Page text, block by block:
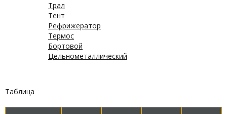
Трал
Тент
Рефрижератор
Термос
Бортовой
Цельнометаллический
Таблица